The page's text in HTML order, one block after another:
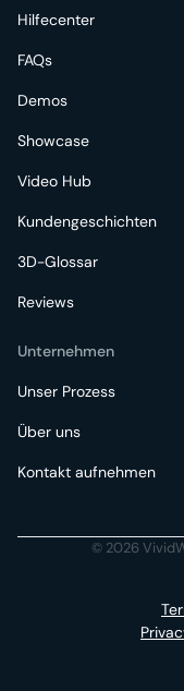
Hilfecenter
FAQs
Demos
Showcase
Video Hub
Kundengeschichten
3D-Glossar
Reviews
Unternehmen
Unser Prozess
Über uns
Kontakt aufnehmen
© 2026